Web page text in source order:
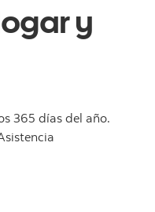
y
365 días del año.